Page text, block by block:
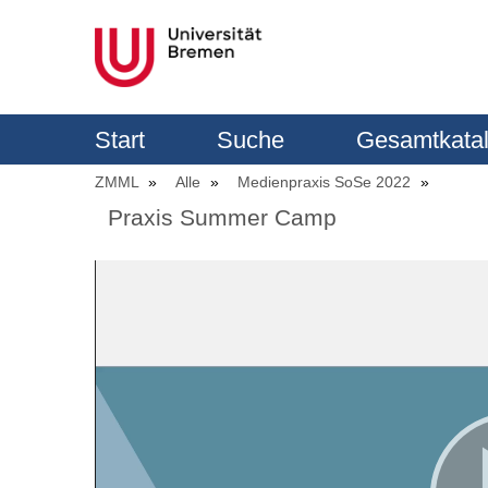
Start Suche
ZMML Alle Medienpraxis SoSe 2022
Praxis Summer Camp